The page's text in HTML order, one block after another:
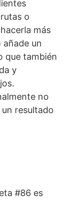
o
más
un
que también
y
no
resultado
#86 es